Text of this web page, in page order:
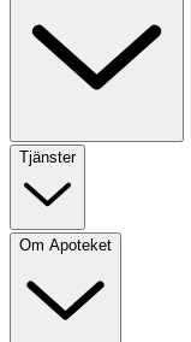
Tjänster
Om Apoteket